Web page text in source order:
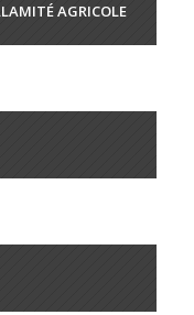
AGRICOLE